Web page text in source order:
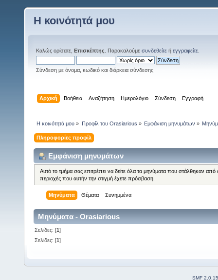
Η κοινότητά μου
Καλώς ορίσατε, Επισκέπτης . Παρακαλούμε συνδεθείτε ή εγγραφείτε
Σύνδεση με όνομα, κωδικό και διάρκεια σύνδεσης
Αρχική Βοήθεια Αναζήτηση Ημερολόγιο Σύνδεση Εγγραφή
Η κοινότητά μου » Προφίλ του Orasiarious » Εμφάνιση μηνυμάτων »
Πληροφορίες προφίλ
Εμφάνιση μηνυμάτων
Αυτό το τμήμα σας επιτρέπει να δείτε όλα τα μηνύματα που στάλθηκαν
περιοχές που αυτήν την στιγμή έχετε πρόσβαση.
Μηνύματα Θέματα Συνημμένα
Μηνύματα - Orasiarious
Σελίδες: [1]
Σελίδες: [1]
SMF 2.0.15